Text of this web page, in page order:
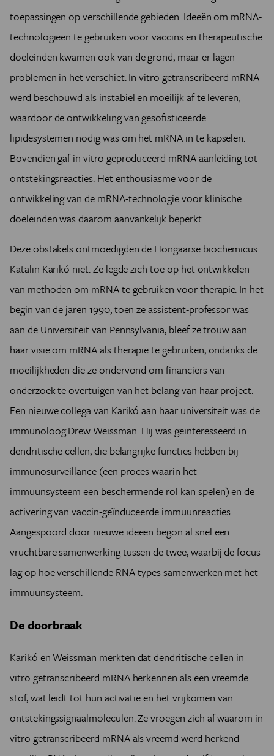
toepassingen op verschillende gebieden. Ideeën om mRNA-
technologieën te gebruiken voor vaccins en therapeutische
doeleinden kwamen ook van de grond, maar er lagen
problemen in het verschiet. In vitro getranscribeerd mRNA
werd beschouwd als instabiel en moeilijk af te leveren,
waardoor de ontwikkeling van gesofisticeerde
lipidesystemen nodig was om het mRNA in te kapselen.
Bovendien gaf in vitro geproduceerd mRNA aanleiding tot
ontstekingsreacties. Het enthousiasme voor de
ontwikkeling van de mRNA-technologie voor klinische
doeleinden was daarom aanvankelijk beperkt.
Deze obstakels ontmoedigden de Hongaarse biochemicus
Katalin Karikó niet. Ze legde zich toe op het ontwikkelen
van methoden om mRNA te gebruiken voor therapie. In het
begin van de jaren 1990, toen ze assistent-professor was
aan de Universiteit van Pennsylvania, bleef ze trouw aan
haar visie om mRNA als therapie te gebruiken, ondanks de
moeilijkheden die ze ondervond om financiers van
onderzoek te overtuigen van het belang van haar project.
Een nieuwe collega van Karikó aan haar universiteit was de
immunoloog Drew Weissman. Hij was geïnteresseerd in
dendritische cellen, die belangrijke functies hebben bij
immunosurveillance (een proces waarin het
immuunsysteem een beschermende rol kan spelen) en de
activering van vaccin-geïnduceerde immuunreacties.
Aangespoord door nieuwe ideeën begon al snel een
vruchtbare samenwerking tussen de twee, waarbij de focus
lag op hoe verschillende RNA-types samenwerken met het
immuunsysteem.
De doorbraak
Karikó en Weissman merkten dat dendritische cellen in
vitro getranscribeerd mRNA herkennen als een vreemde
stof, wat leidt tot hun activatie en het vrijkomen van
ontstekingssignaalmoleculen. Ze vroegen zich af waarom in
vitro getranscribeerd mRNA als vreemd werd herkend